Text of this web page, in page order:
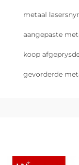
metaal
aangepaste
koop
gevorderde